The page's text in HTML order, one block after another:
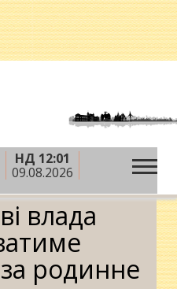
НД 12:01
09.08.2026
Полтаві влада
родинне фото
влада
родинне